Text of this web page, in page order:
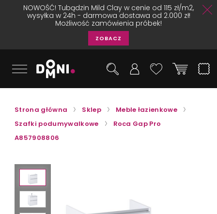
NOWOŚĆ! Tubądzin Mild Clay w cenie od 115 zł/m2,
wysyłka w 24h - darmowa dostawa od 2.000 zł!
Możliwość zamówienia próbek!
ZOBACZ
Strona główna Sklep
Meble łazienkowe
Szafki podumywalkowe
Roca Gap Pro
A857908806